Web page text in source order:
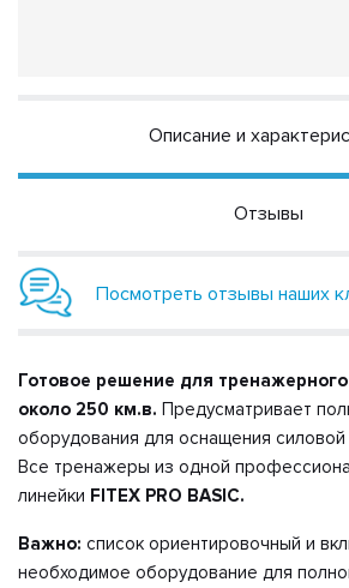
Описание и
Отзывы
Посмотреть отзывы наших
Готовое решение для
около 250 км.в. Предусматривает
оборудования для оснащения
Все тренажеры из одной
линейки FITEX PRO BASIC.
Важно: список ориентировочный и
необходимое оборудование для